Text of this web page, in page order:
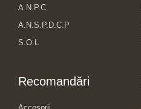
A.N.P.C
A.N.S.P.D.C.P
S.O.L
Recomandări